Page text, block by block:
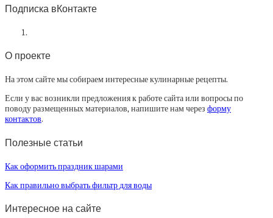
Подписка вКонтакте
О проекте
На этом сайте мы собираем интересные кулинарные рецепты.
Если у вас возникли предложения к работе сайта или вопросы по
поводу размещенных материалов, напишите нам через форму
контактов.
Полезные статьи
Как оформить праздник шарами
Как правильно выбрать фильтр для воды
Интересное на сайте